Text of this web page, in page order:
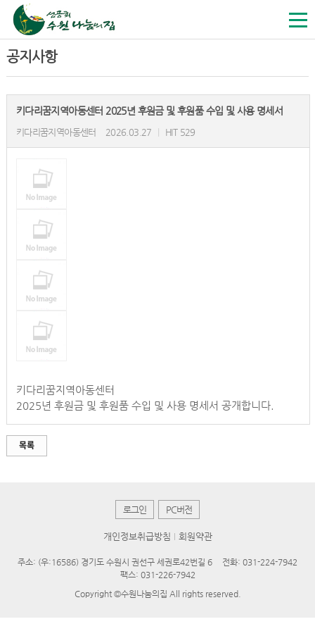
공지사항
키다리꿈지역아동센터 2025년 후원금 및 후원품 수입 및 사용 명세서
키다리꿈지역아동센터 2026.03.27 HIT 529
키다리꿈지역아동센터
2025년 후원금 및 후원품 수입 및 사용 명세서 공개합니다.
목록
로그인 PC버전
개인정보취급방침 회원약관
주소: (우:16586) 경기도 수원시 권선구 세권로42번길 6
전화: 031-224-7942
팩스: 031-226-7942
Copyright ©수원나눔의집 All rights reserved.